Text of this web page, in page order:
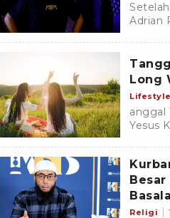
Adrian
Long
Lifestyle
anggal
Yesus
Besar
Religi